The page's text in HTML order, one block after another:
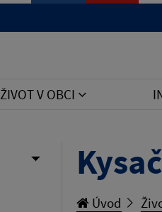
ŽIVOT V OBCI
Úvod